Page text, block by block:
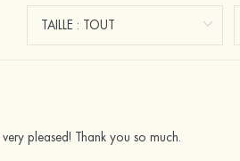
pleased! Thank you so much.